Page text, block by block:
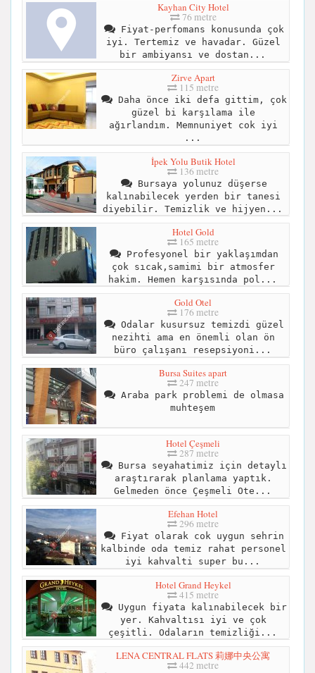
Kayhan City Hotel
76 metre
Fiyat-perfomans konusunda çok
iyi. Tertemiz ve havadar. Güzel
bir ambiyansı ve dostan...
Zirve Apart
115 metre
Daha önce iki defa gittim, çok
güzel bi karşılama ile
ağırlandım. Memnuniyet cok iyi
...
İpek Yolu Butik Hotel
136 metre
Bursaya yolunuz düşerse
kalınabilecek yerden bir tanesi
diyebilir. Temizlik ve hijyen...
Hotel Gold
165 metre
Profesyonel bir yaklaşımdan
çok sıcak,samimi bir atmosfer
hakim. Hemen karşısında pol...
Gold Otel
176 metre
Odalar kusursuz temizdi güzel
nezihti ama en önemli olan ön
büro çalışanı resepsiyoni...
Bursa Suites apart
247 metre
Araba park problemi de olmasa
muhteşem
Hotel Çeşmeli
287 metre
Bursa seyahatimiz için detaylı
araştırarak planlama yaptık.
Gelmeden önce Çeşmeli Ote...
Efehan Hotel
296 metre
Fiyat olarak cok uygun sehrin
kalbinde oda temiz rahat personel
iyi kahvalti super bu...
Hotel Grand Heykel
415 metre
Uygun fiyata kalınabilecek bir
yer. Kahvaltısı iyi ve çok
çeşitli. Odaların temizliği...
LENA CENTRAL FLATS 莉娜中央公寓
442 metre